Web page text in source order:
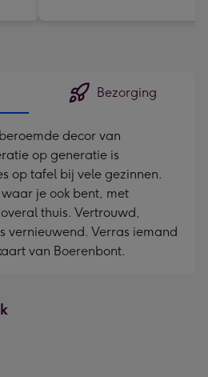
Bezorging
decor van
op generatie is
op tafel bij vele gezinnen.
je ook bent, met
thuis. Vertrouwd,
vernieuwend. Verras iemand
van Boerenbont.